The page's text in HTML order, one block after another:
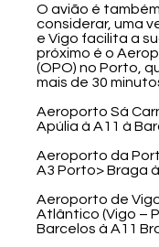
O avião é
considerar, uma
e Vigo facilita a
próximo é o
(OPO) no Porto,
mais de 30
Aeroporto Sá
Apúlia à A11 à
Aeroporto da
A3 Porto> Braga
Aeroporto de
Atlântico (Vigo –
Barcelos à A11